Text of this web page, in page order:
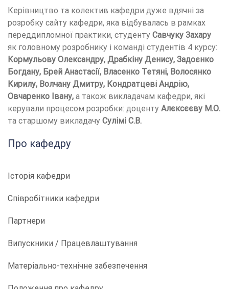
Керівництво та колектив кафедри дуже вдячні за
розробку сайту кафедри, яка відбувалась в рамках
переддипломної практики, студенту Савчуку Захару
як головному розробнику і команді студентів 4 курсу:
Кормульову Олександру, Драбкіну Денису, Задоєнко
Богдану, Брей Анастасії, Власенко Тетяні, Волосянко
Кирилу, Волчану Дмитру, Кондратцеві Андрію,
Овчаренко Івану, а також викладачам кафедри, які
керували процесом розробки: доценту Алєксєєву М.О.
та старшому викладачу Сулімі С.В.
Про кафедру
Історія кафедри
Співробітники кафедри
Партнери
Випускники / Працевлаштування
Матеріально-технічне забезпечення